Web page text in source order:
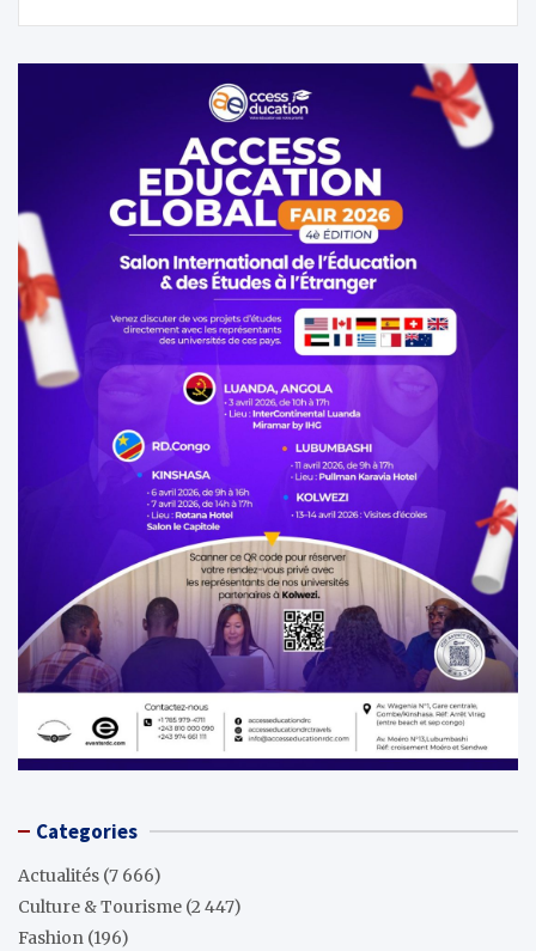
Categories
Actualités (7 666)
Culture & Tourisme (2 447)
Fashion (196)